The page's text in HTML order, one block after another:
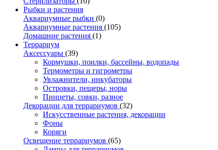
Рыбки и растения
Аквариумные рыбки (0)
Аквариумные растения (105)
Домашние растения (1)
Террариум
Аксессуары (39)
Кормушки, поилки, бассейны, водопады
Термометры и гигрометры
Увлажнители, инкубаторы
Островки, пещеры, норы
Пинцеты, совки, разное
Декорации для террариумов (32)
Искусственные растения, декорации
Фоны
Коряги
Освещение террариумов (65)